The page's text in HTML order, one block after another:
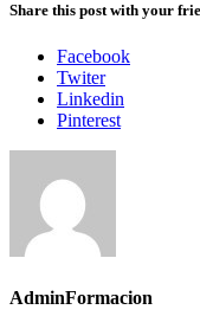
Share this post with your
Facebook
Twiter
Linkedin
Pinterest
AdminFormacion